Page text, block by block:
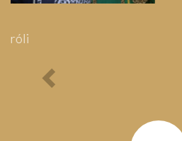
XXII Pielgrzymi
Półmaraton -
Maraton